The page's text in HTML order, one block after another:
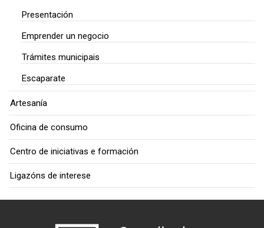
Presentación
Emprender un negocio
Trámites municipais
Escaparate
Artesanía
Oficina de consumo
Centro de iniciativas e formación
Ligazóns de interese